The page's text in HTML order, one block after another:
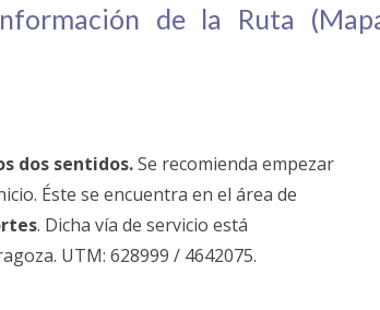
de la Ruta
dos sentidos.Se recomienda empezar
Éste se encuentra en el área de
. Dicha vía de servicio está
UTM: 628999 / 4642075.